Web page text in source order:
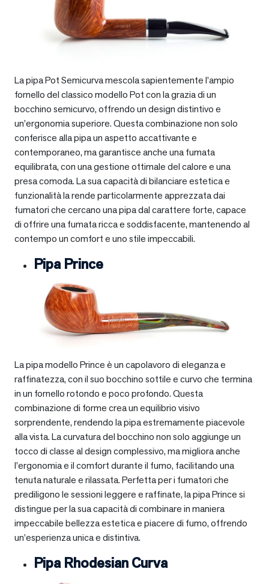
La pipa Pot Semicurva mescola sapientemente l’ampio
fornello del classico modello Pot con la grazia di un
bocchino semicurvo, offrendo un design distintivo e
un’ergonomia superiore. Questa combinazione non solo
conferisce alla pipa un aspetto accattivante e
contemporaneo, ma garantisce anche una fumata
equilibrata, con una gestione ottimale del calore e una
presa comoda. La sua capacità di bilanciare estetica e
funzionalità la rende particolarmente apprezzata dai
fumatori che cercano una pipa dal carattere forte, capace
di offrire una fumata ricca e soddisfacente, mantenendo al
contempo un comfort e uno stile impeccabili.
Pipa Prince
La pipa modello Prince è un capolavoro di eleganza e
raffinatezza, con il suo bocchino sottile e curvo che termina
in un fornello rotondo e poco profondo. Questa
combinazione di forme crea un equilibrio visivo
sorprendente, rendendo la pipa estremamente piacevole
alla vista. La curvatura del bocchino non solo aggiunge un
tocco di classe al design complessivo, ma migliora anche
l’ergonomia e il comfort durante il fumo, facilitando una
tenuta naturale e rilassata. Perfetta per i fumatori che
prediligono le sessioni leggere e raffinate, la pipa Prince si
distingue per la sua capacità di combinare in maniera
impeccabile bellezza estetica e piacere di fumo, offrendo
un’esperienza unica e distintiva.
Pipa Rhodesian Curva